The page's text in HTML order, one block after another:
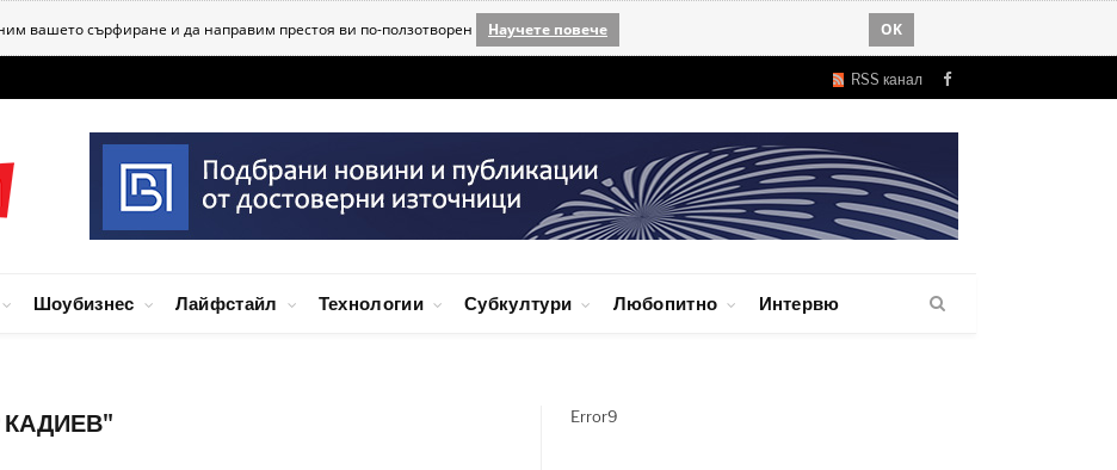
вашето сърфиране и да направим престоя ви по-ползотворен Научете повече OK
RSS канал Facebook
Шоубизнес Лайфстайл Технологии Субкултури Любопитно Интервю
Error9